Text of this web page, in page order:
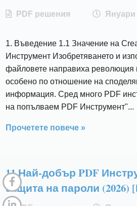
PDF решения Януари
1. Въведение 1.1 Значение на
Инструмент Изобретяването и
файловете направиха революция
особено по отношение на
информация. Сред много PDF
на попълваем PDF Инструмент"...
Прочетете повече »
11 Най-добър PDF
защита на пароли